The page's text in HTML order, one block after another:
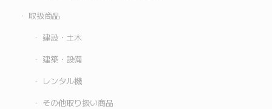
取扱商品
建設・土木
建築・設備
レンタル機
その他取り扱い商品